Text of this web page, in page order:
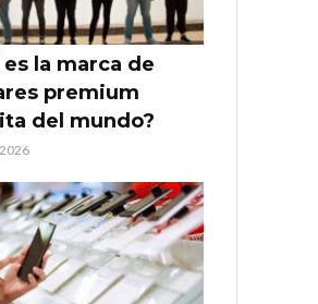
es la marca de
premium
del mundo?